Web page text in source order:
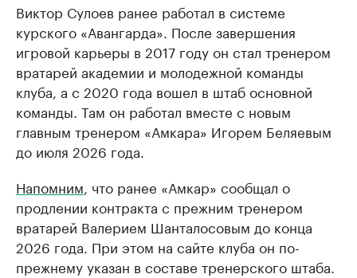
Виктор Сулоев ранее работал в системе
курского «Авангарда». После завершения
игровой карьеры в 2017 году он стал тренером
вратарей академии и молодежной команды
клуба, а с 2020 года вошел в штаб основной
команды. Там он работал вместе с новым
главным тренером «Амкара» Игорем Беляевым
до июля 2026 года.
Напомним, что ранее «Амкар» сообщал о
продлении контракта с прежним тренером
вратарей Валерием Шанталосовым до конца
2026 года. При этом на сайте клуба он по-
прежнему указан в составе тренерского штаба.